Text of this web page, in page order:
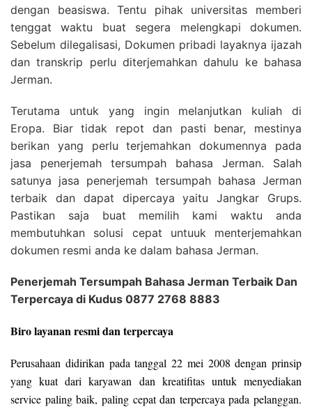
dengan beasiswa. Tentu pihak universitas memberi
tenggat waktu buat segera melengkapi dokumen.
Sebelum dilegalisasi, Dokumen pribadi layaknya ijazah
dan transkrip perlu diterjemahkan dahulu ke bahasa
Jerman.
Terutama untuk yang ingin melanjutkan kuliah di
Eropa. Biar tidak repot dan pasti benar, mestinya
berikan yang perlu terjemahkan dokumennya pada
jasa penerjemah tersumpah bahasa Jerman. Salah
satunya jasa penerjemah tersumpah bahasa Jerman
terbaik dan dapat dipercaya yaitu Jangkar Grups.
Pastikan saja buat memilih kami waktu anda
membutuhkan solusi cepat untuuk menterjemahkan
dokumen resmi anda ke dalam bahasa Jerman.
Penerjemah Tersumpah Bahasa Jerman Terbaik Dan
Terpercaya di Kudus 0877 2768 8883
Biro layanan resmi dan terpercaya
Perusahaan didirikan pada tanggal 22 mei 2008 dengan prinsip
yang kuat dari karyawan dan kreatifitas untuk menyediakan
service paling baik, paling cepat dan terpercaya pada pelanggan.